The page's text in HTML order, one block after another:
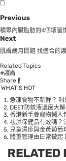
Previous
積聚內臟脂肪的4個壞習
Next
肌膚歲月問題 找適合的
Related Topics
#護膚
Share
WHAT’S HOT
急凍食物不新鮮？ 科
DEET防蚊液濃度大
香港新手養寵物懶人
袪濕保健品有效嗎？
兒童濕疹與金黃葡萄
體重管理由日常做起
RELATED